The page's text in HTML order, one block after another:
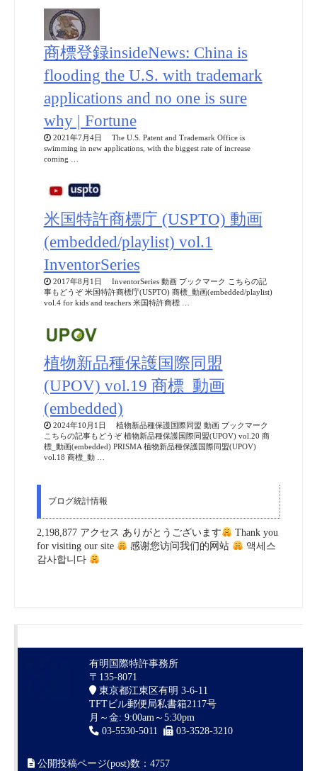
商標登録insideNews: China is
flooding the U.S. with trademark
applications and no one is sure
why | Fortune
2021年7月4日 The U.S. Patent and Trademark Office is
swimming in new applications, with the biggest rate of increase
coming …
米国特許商標庁 (USPTO) 動画
(embedded/playlist) vol.1
InventorSeries
2017年8月1日 InventorSeries 動画 ブックマーク こちらの記
事もどうぞ 米国特許商標庁(USPTO) 商標_動画(embedded/playlist)
vol.4 for kids and teachers 米国特許商標 …
植物新品種保護国際同盟
(UPOV) vol.19 商標_動画
(embedded)
2024年10月1日 植物新品種保護国際同盟 動画 ブックマーク
こちらの記事もどうぞ 植物新品種保護国際同盟(UPOV) vol.20 商
標_動画(embedded) PRISMA 植物新品種保護国際同盟(UPOV)
vol.18 商標_動 …
ブログ統計情報
2,198,877 アクセス ありがとうございます
Thank you
for visiting our site
感谢您访问我们的网站
액세스
감사합니다
有明国際特許事務所
〒135-8071
東京都江東区有明 3-6-11
TFTビル郵便局私書箱2117号
月～金: 9:00am～5:30pm
03-5530-5011
03-3528-3210
公開投稿ページ(post)数：4757